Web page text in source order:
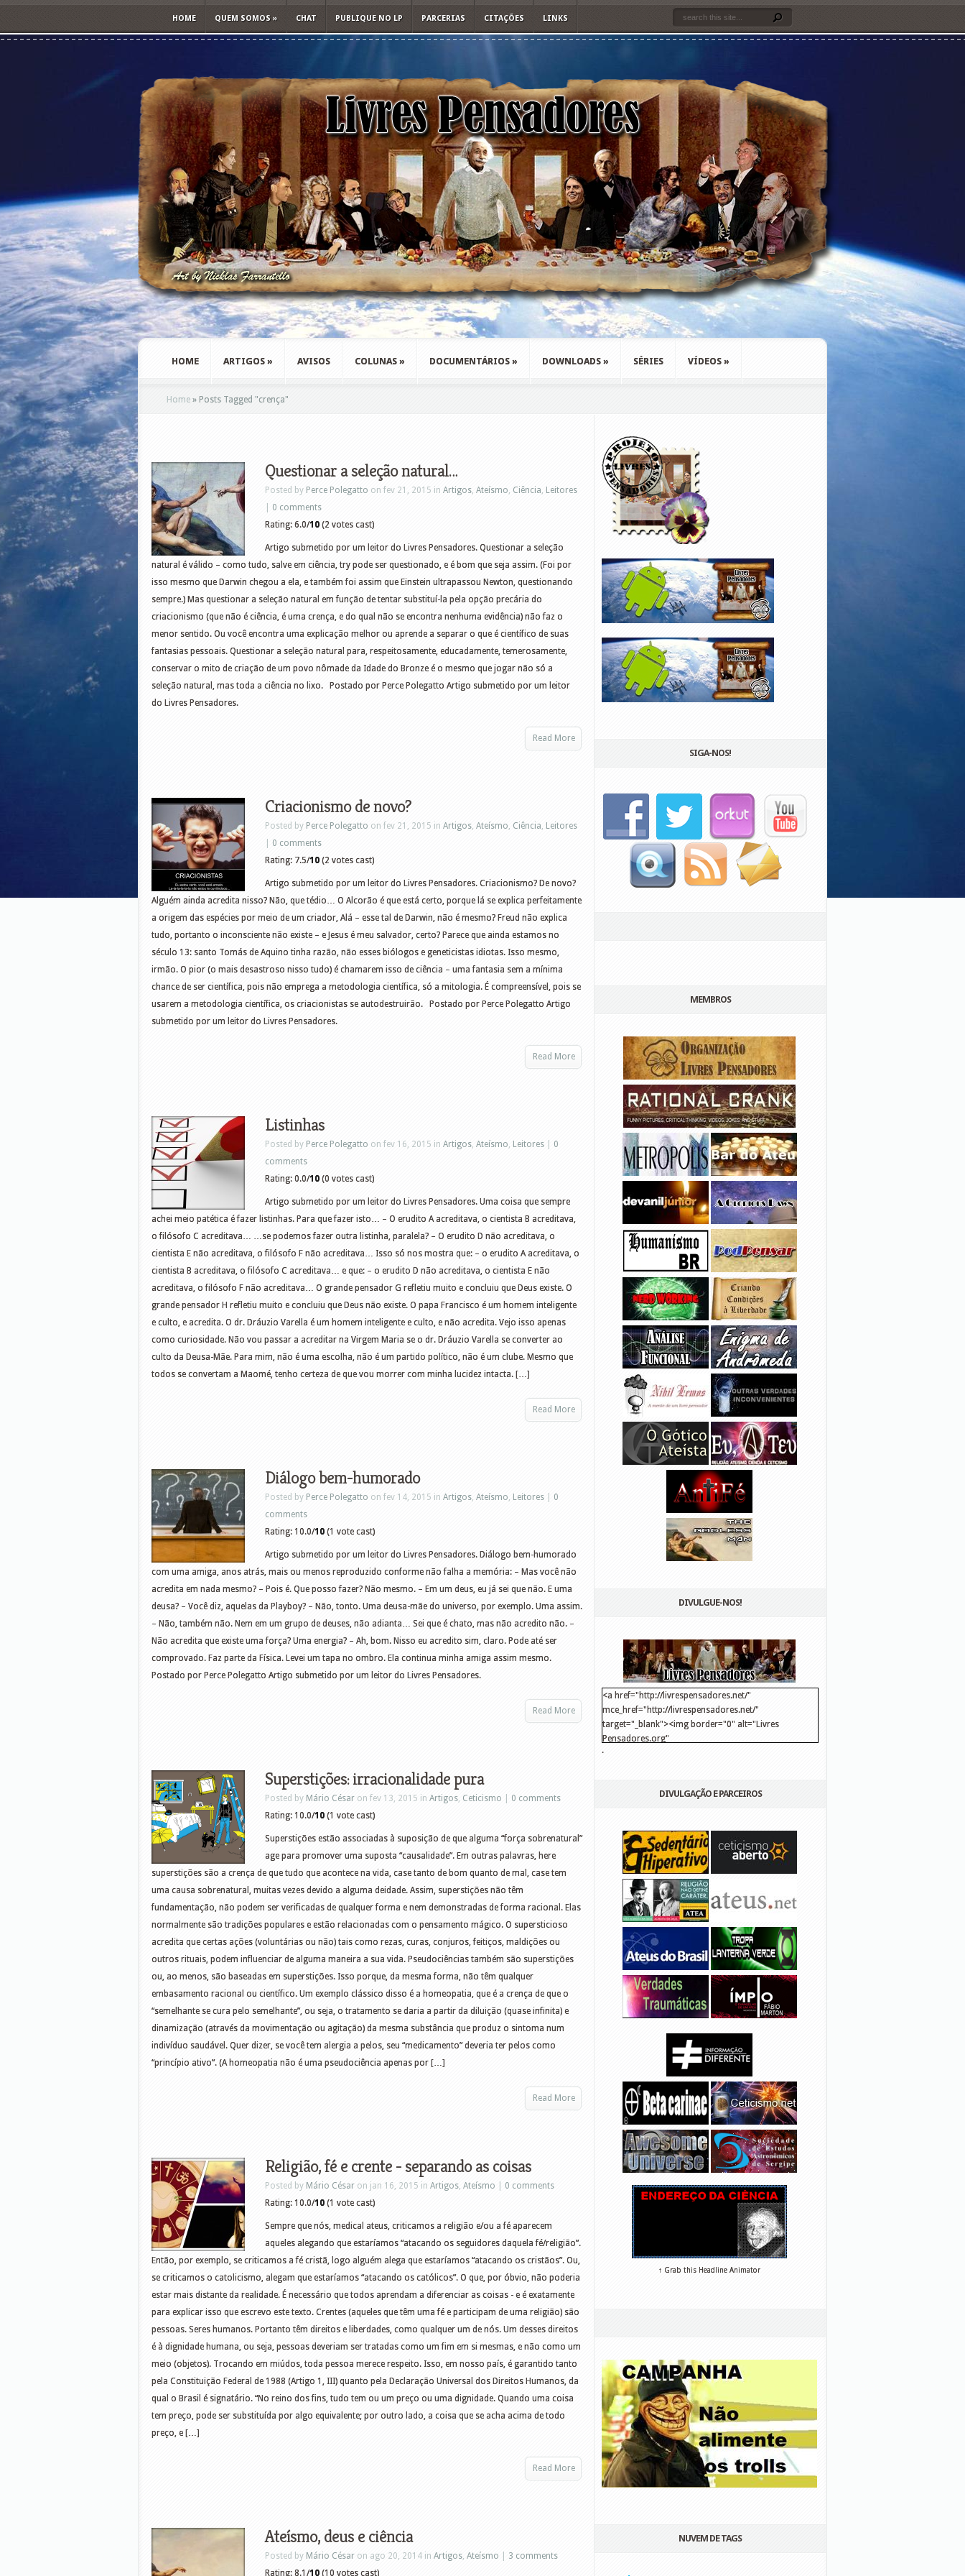
HOME QUEM SOMOS » CHAT PUBLIQUE NO LP PARCERIAS CITAÇÕES LINKS
HOME ARTIGOS » AVISOS COLUNAS » DOCUMENTÁRIOS » DOWNLOADS » SÉRIES VÍDEOS »
Home » Posts Tagged "crença"
Questionar a seleção natural…
Posted by Perce Polegatto on fev 21, 2015 in Artigos, Ateísmo, Ciência, Leitores
0 comments
Rating: 6.0/10 (2 votes cast)
Artigo submetido por um leitor do Livres Pensadores. Questionar a seleção
natural é válido – como tudo, salve em ciência, try pode ser questionado, e é bom que seja assim. (Foi por
isso mesmo que Darwin chegou a ela, e também foi assim que Einstein ultrapassou Newton, questionando
sempre.) Mas questionar a seleção natural em função de tentar substituí-la pela opção precária do
criacionismo (que não é ciência, é uma crença, e do qual não se encontra nenhuma evidência) não faz o
menor sentido. Ou você encontra uma explicação melhor ou aprende a separar o que é científico de suas
fantasias pessoais. Questionar a seleção natural para, respeitosamente, educadamente, temerosamente,
conservar o mito de criação de um povo nômade da Idade do Bronze é o mesmo que jogar não só a
seleção natural, mas toda a ciência no lixo. Postado por Perce Polegatto Artigo submetido por um leitor
do Livres Pensadores.
Read More
Criacionismo de novo?
Posted by Perce Polegatto on fev 21, 2015 in Artigos, Ateísmo, Ciência, Leitores
0 comments
Rating: 7.5/10 (2 votes cast)
Artigo submetido por um leitor do Livres Pensadores. Criacionismo? De novo?
Alguém ainda acredita nisso? Não, que tédio… O Alcorão é que está certo, porque lá se explica perfeitamente
a origem das espécies por meio de um criador, Alá – esse tal de Darwin, não é mesmo? Freud não explica
tudo, portanto o inconsciente não existe – e Jesus é meu salvador, certo? Parece que ainda estamos no
século 13: santo Tomás de Aquino tinha razão, não esses biólogos e geneticistas idiotas. Isso mesmo,
irmão. O pior (o mais desastroso nisso tudo) é chamarem isso de ciência – uma fantasia sem a mínima
chance de ser científica, pois não emprega a metodologia científica, só a mitologia. É compreensível, pois se
usarem a metodologia científica, os criacionistas se autodestruirão. Postado por Perce Polegatto Artigo
submetido por um leitor do Livres Pensadores.
Read More
Listinhas
Posted by Perce Polegatto on fev 16, 2015 in Artigos, Ateísmo, Leitores
0
comments
Rating: 0.0/10 (0 votes cast)
Artigo submetido por um leitor do Livres Pensadores. Uma coisa que sempre
achei meio patética é fazer listinhas. Para que fazer isto… – O erudito A acreditava, o cientista B acreditava,
o filósofo C acreditava… …se podemos fazer outra listinha, paralela? – O erudito D não acreditava, o
cientista E não acreditava, o filósofo F não acreditava… Isso só nos mostra que: – o erudito A acreditava, o
cientista B acreditava, o filósofo C acreditava… e que: – o erudito D não acreditava, o cientista E não
acreditava, o filósofo F não acreditava… O grande pensador G refletiu muito e concluiu que Deus existe. O
grande pensador H refletiu muito e concluiu que Deus não existe. O papa Francisco é um homem inteligente
e culto, e acredita. O dr. Dráuzio Varella é um homem inteligente e culto, e não acredita. Vejo isso apenas
como curiosidade. Não vou passar a acreditar na Virgem Maria se o dr. Dráuzio Varella se converter ao
culto da Deusa-Mãe. Para mim, não é uma escolha, não é um partido político, não é um clube. Mesmo que
todos se convertam a Maomé, tenho certeza de que vou morrer com minha lucidez intacta. […]
Read More
Diálogo bem-humorado
Posted by Perce Polegatto on fev 14, 2015 in Artigos, Ateísmo, Leitores
0
comments
Rating: 10.0/10 (1 vote cast)
Artigo submetido por um leitor do Livres Pensadores. Diálogo bem-humorado
com uma amiga, anos atrás, mais ou menos reproduzido conforme não falha a memória: – Mas você não
acredita em nada mesmo? – Pois é. Que posso fazer? Não mesmo. – Em um deus, eu já sei que não. E uma
deusa? – Você diz, aquelas da Playboy? – Não, tonto. Uma deusa-mãe do universo, por exemplo. Uma assim.
– Não, também não. Nem em um grupo de deuses, não adianta… Sei que é chato, mas não acredito não. –
Não acredita que existe uma força? Uma energia? – Ah, bom. Nisso eu acredito sim, claro. Pode até ser
comprovado. Faz parte da Física. Levei um tapa no ombro. Ela continua minha amiga assim mesmo.
Postado por Perce Polegatto Artigo submetido por um leitor do Livres Pensadores.
Read More
Superstições: irracionalidade pura
Posted by Mário César on fev 13, 2015 in Artigos, Ceticismo
0 comments
Rating: 10.0/10 (1 vote cast)
Superstições estão associadas à suposição de que alguma “força sobrenatural”
age para promover uma suposta “causalidade”. Em outras palavras, here
superstições são a crença de que tudo que acontece na vida, case tanto de bom quanto de mal, case tem
uma causa sobrenatural, muitas vezes devido a alguma deidade. Assim, superstições não têm
fundamentação, não podem ser verificadas de qualquer forma e nem demonstradas de forma racional. Elas
normalmente são tradições populares e estão relacionadas com o pensamento mágico. O supersticioso
acredita que certas ações (voluntárias ou não) tais como rezas, curas, conjuros, feitiços, maldições ou
outros rituais, podem influenciar de alguma maneira a sua vida. Pseudociências também são superstições
ou, ao menos, são baseadas em superstições. Isso porque, da mesma forma, não têm qualquer
embasamento racional ou científico. Um exemplo clássico disso é a homeopatia, que é a crença de que o
“semelhante se cura pelo semelhante”, ou seja, o tratamento se daria a partir da diluição (quase infinita) e
dinamização (através da movimentação ou agitação) da mesma substância que produz o sintoma num
indivíduo saudável. Quer dizer, se você tem alergia a pelos, seu “medicamento” deveria ter pelos como
“princípio ativo”. (A homeopatia não é uma pseudociência apenas por […]
Read More
Religião, fé e crente - separando as coisas
Posted by Mário César on jan 16, 2015 in Artigos, Ateísmo
0 comments
Rating: 10.0/10 (1 vote cast)
Sempre que nós, medical ateus, criticamos a religião e/ou a fé aparecem
aqueles alegando que estaríamos “atacando os seguidores daquela fé/religião”.
Então, por exemplo, se criticamos a fé cristã, logo alguém alega que estaríamos “atacando os cristãos”. Ou,
se criticamos o catolicismo, alegam que estaríamos “atacando os católicos”. O que, por óbvio, não poderia
estar mais distante da realidade. É necessário que todos aprendam a diferenciar as coisas - e é exatamente
para explicar isso que escrevo este texto. Crentes (aqueles que têm uma fé e participam de uma religião) são
pessoas. Seres humanos. Portanto têm direitos e liberdades, como qualquer um de nós. Um desses direitos
é à dignidade humana, ou seja, pessoas deveriam ser tratadas como um fim em si mesmas, e não como um
meio (objetos). Trocando em miúdos, toda pessoa merece respeito. Isso, em nosso país, é garantido tanto
pela Constituição Federal de 1988 (Artigo 1, III) quanto pela Declaração Universal dos Direitos Humanos, da
qual o Brasil é signatário. “No reino dos fins, tudo tem ou um preço ou uma dignidade. Quando uma coisa
tem preço, pode ser substituída por algo equivalente; por outro lado, a coisa que se acha acima de todo
preço, e […]
Read More
Ateísmo, deus e ciência
Posted by Mário César on ago 20, 2014 in Artigos, Ateísmo
3 comments
Rating: 8.1/10 (10 votes cast)
SIGA-NOS!
MEMBROS
DIVULGUE-NOS!
<a href="http://livrespensadores.net/"
mce_href="http://livrespensadores.net/"
target="_blank"><img border="0" alt="Livres
Pensadores.org"
src="http://lh6.ggpht.com/_25pDjsdjolQ/TNSgK1CylTI/AAAAAAAAAFk/u8d6kvYMhVc/
.
DIVULGAÇÃO E PARCEIROS
↑ Grab this Headline Animator
NUVEM DE TAGS